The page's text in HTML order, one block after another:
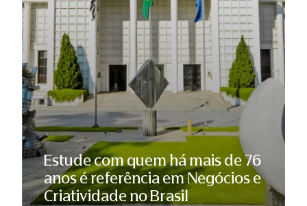
Estude com quem há mais de 76
anos é referência em Negócios e
Criatividade no Brasil